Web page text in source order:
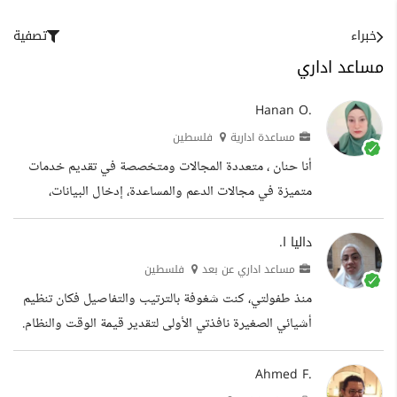
مساعد اداري
خبراء تصفية
Hanan O.
مساعدة ادارية فلسطين
أنا حنان ، متعددة المجالات ومتخصصة في تقديم خدمات
متميزة في مجالات الدعم والمساعدة، إدخال البيانات،
التسويق الالكتروني، وكتابة المحتوى ،والمساعدة الإدارية.
لدي خبرة واسعة في هذه المجالات وقد عملت مع العديد
من العملاء لتحقيق أهدافهم ونمو أعمالهم بنجاح. خدماتي
خدمات الدعم والمساعدة 1- الرد على الاستفسارات
الترجمة وإعداد العروض والتقارير....
داليا ا.
مساعد اداري عن بعد فلسطين
منذ طفولتي، كنت شغوفة بالترتيب والتفاصيل فكان تنظيم
أشيائي الصغيرة نافذتي الأولى لتقدير قيمة الوقت والنظام.
ومع مرور الوقت، كبر هذا الشغف معي وتحول إلى مسار
مهني اخترت فيه التخصص في إدارة المكاتب الرقمية. لم
Ahmed F.